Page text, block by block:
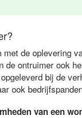
met de oplevering
de ontruimer ook
bij de
ook
van een